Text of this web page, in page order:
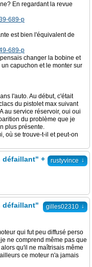
En regardant la revue
689-p
est bien l'équivalent de
689-p
changer la bobine et
capuchon et le monter sur
l'auto. Au début, c'était
du pistolet max suivant
au service réservoir, oui oui
du problème que je
plus présente.
où se trouve-t-il et peut-on
rustyvince ↓
défaillant" +
gilles02310 ↓
défaillant"
qui fut peu diffusé perso
ne comprend même pas que
qu'il ne maîtrisais même
ce moteur n'a jamais